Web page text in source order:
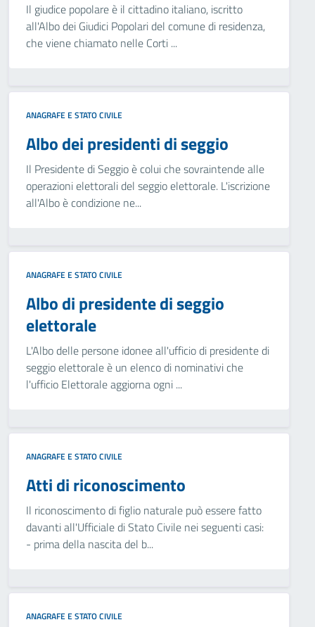
Il giudice popolare è il cittadino italiano, iscritto
all'Albo dei Giudici Popolari del comune di residenza,
che viene chiamato nelle Corti ...
ANAGRAFE E STATO CIVILE
Albo dei presidenti di seggio
Il Presidente di Seggio è colui che sovraintende alle
operazioni elettorali del seggio elettorale. L'iscrizione
all'Albo è condizione ne...
ANAGRAFE E STATO CIVILE
Albo di presidente di seggio
elettorale
L'Albo delle persone idonee all'ufficio di presidente di
seggio elettorale è un elenco di nominativi che
l'ufficio Elettorale aggiorna ogni ...
ANAGRAFE E STATO CIVILE
Atti di riconoscimento
Il riconoscimento di figlio naturale può essere fatto
davanti all'Ufficiale di Stato Civile nei seguenti casi:
- prima della nascita del b...
ANAGRAFE E STATO CIVILE